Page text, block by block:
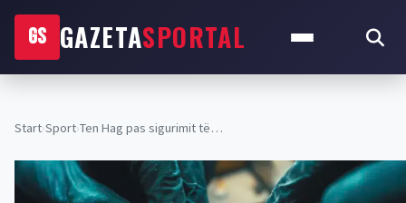
GS GAZETASPORTAL
Start›Sport›Ten Hag pas sigurimit të…